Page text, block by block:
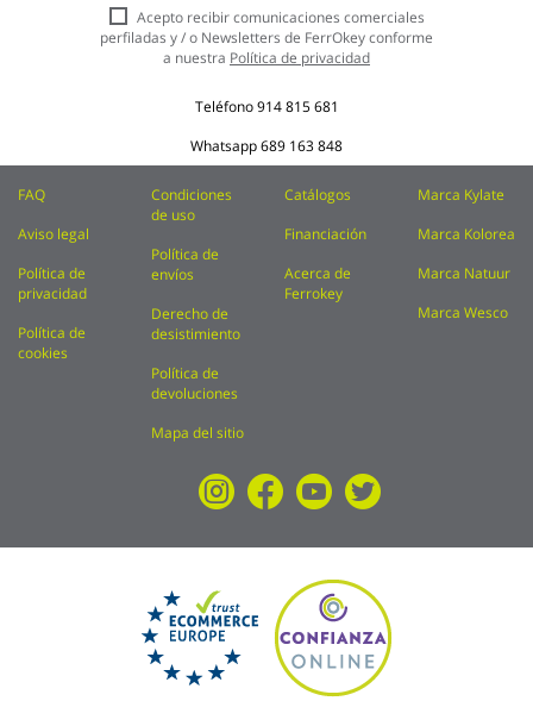
nuestro
boletín
de
Acepto recibir comunicaciones comerciales
perfiladas y / o Newsletters de FerrOkey conforme
a nuestra Política de privacidad
Teléfono914 815 681
Whatsapp689 163 848
FAQ
Aviso legal
Política de
privacidad
Política de
cookies
Condiciones
de uso
Política de
envíos
Derecho de
desistimiento
Política de
devoluciones
Mapa del sitio
Catálogos
Financiación
Acerca de
Ferrokey
Marca Kylate
Marca Kolorea
Marca Natuur
Marca Wesco